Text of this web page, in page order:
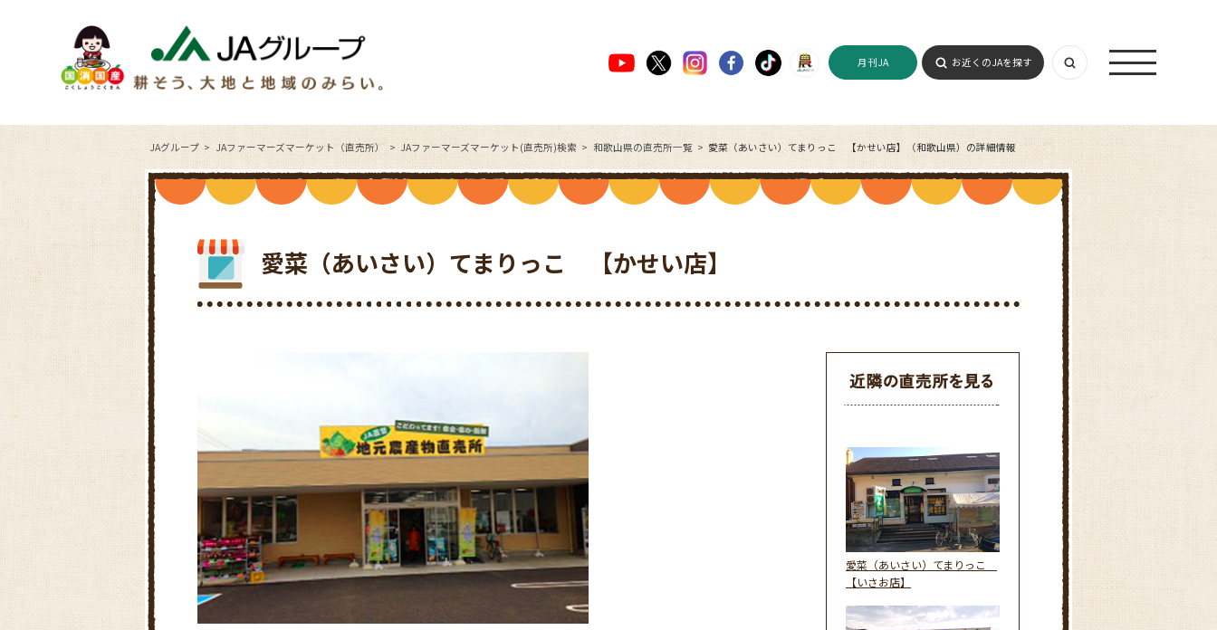
月刊JA お近くのJAを探す
JAグループ JAファーマーズマーケット（直売所） JAファーマーズマーケット(直売所)検索 和歌山県の直売所一覧 愛菜（あいさい）てまりっこ 【かせい店】（和歌山県）の詳細情報
愛菜（あいさい）てまりっこ 【かせい店】
愛菜（あいさい）てまりっこ
【いさお店】